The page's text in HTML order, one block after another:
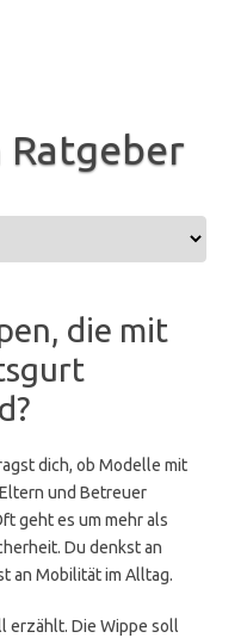
Ratgeber
die mit
dich, ob Modelle mit
und Betreuer
geht es um mehr als
Du denkst an
an Mobilität im Alltag.
erzählt. Die Wippe soll